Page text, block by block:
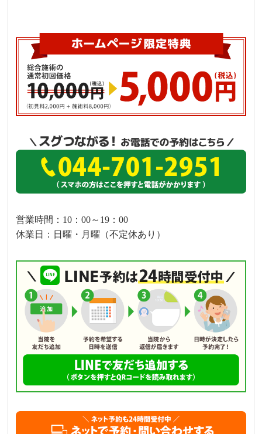
営業時間：10：00～19：00
休業日：日曜・月曜（不定休あり）